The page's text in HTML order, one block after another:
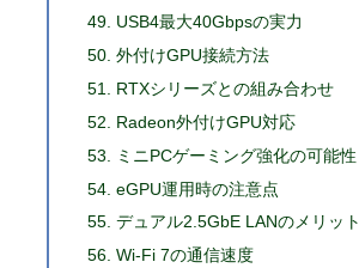
USB4最大40Gbpsの実力
外付けGPU接続方法
RTXシリーズとの組み合わせ
Radeon外付けGPU対応
ミニPCゲーミング強化の可能性
eGPU運用時の注意点
デュアル2.5GbE LANのメリット
Wi-Fi 7の通信速度